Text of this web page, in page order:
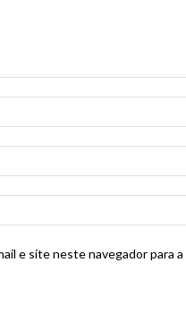
e site neste navegador para